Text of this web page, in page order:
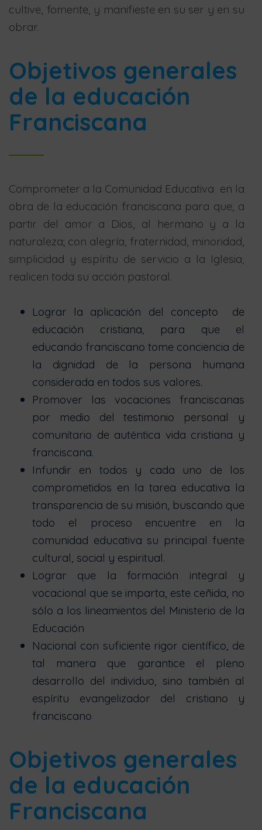
cultive, fomente, y manifieste en su ser y en su
obrar.
Objetivos generales
de la educación
Franciscana
Comprometer a la Comunidad Educativa en la
obra de la educación franciscana para que, a
partir del amor a Dios, al hermano y a la
naturaleza; con alegría, fraternidad, minoridad,
simplicidad y espíritu de servicio a la Iglesia,
realicen toda su acción pastoral.
Lograr la aplicación del concepto de
educación cristiana, para que el
educando franciscano tome conciencia de
la dignidad de la persona humana
considerada en todos sus valores.
Promover las vocaciones franciscanas
por medio del testimonio personal y
comunitario de auténtica vida cristiana y
franciscana.
Infundir en todos y cada uno de los
comprometidos en la tarea educativa la
transparencia de su misión, buscando que
todo el proceso encuentre en la
comunidad educativa su principal fuente
cultural, social y espiritual.
Lograr que la formación integral y
vocacional que se imparta, este ceñida, no
sólo a los lineamientos del Ministerio de la
Educación
Nacional con suficiente rigor científico, de
tal manera que garantice el pleno
desarrollo del individuo, sino también al
espíritu evangelizador del cristiano y
franciscano
Objetivos generales
de la educación
Franciscana